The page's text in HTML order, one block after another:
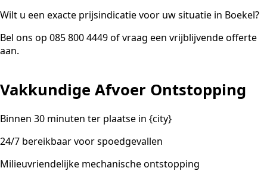
Wilt u een exacte prijsindicatie voor uw situatie in Boekel?
Bel ons op 085 800 4449 of vraag een vrijblijvende offerte
aan.
Vakkundige Afvoer Ontstopping
Binnen 30 minuten ter plaatse in {city}
24/7 bereikbaar voor spoedgevallen
Milieuvriendelijke mechanische ontstopping